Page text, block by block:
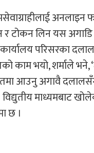
र टोकन लिन यस
परिसरका
भयो, शर्माले भने,
आउनु अगावै
माध्यमबाट
छ ।